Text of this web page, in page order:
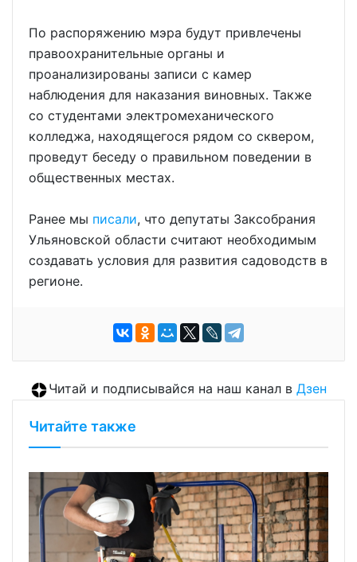
По распоряжению мэра будут привлечены
правоохранительные органы и
проанализированы записи с камер
наблюдения для наказания виновных. Также
со студентами электромеханического
колледжа, находящегося рядом со сквером,
проведут беседу о правильном поведении в
общественных местах.
Ранее мы писали, что депутаты Заксобрания
Ульяновской области считают необходимым
создавать условия для развития садоводств в
регионе.
Читай и подписывайся на наш канал в Дзен
Читайте также